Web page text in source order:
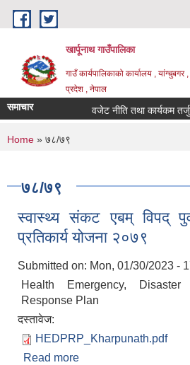
Skip to main content
खार्पूनाथ गाउँपालिका
गाउँ कार्यपालिकाको कार्यालय , यांग्चुबगर
प्रदेश , नेपाल
समाचार वजेट नीति तथा कार्यकम
You are here
Home » ७८/७९
७८/७९
स्वास्थ्य संकट एबम् विपद्
प्रतिकार्य योजना २०७९
Submitted on: Mon, 01/30/2023 -
Health Emergency, Disaster
Response Plan
दस्तावेज:
HEDPRP_Kharpunath.pdf
Read more